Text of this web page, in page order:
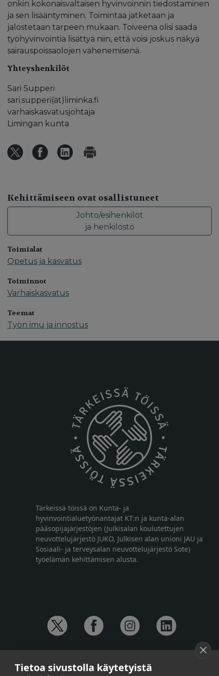
onkin kokonaisvaltaisen hyvinvoinnin tiedostaminen
ja sen lisääntyminen. Toimintaa jatketaan ja
jalostetaan tarpeen mukaan. Toiveena olisi saada
työhyvinvointia lisättyä niin, että voisi joskus näkyä
sairauspoissaolojen vähenemisenä.
Yhteyshenkilöt
Sari Supperi
sari.supperi(ät)liminka.fi
varhaiskasvatusjohtaja
Limingan kunta
Kehittämiseen ovat osallistuneet
Johto/esihenkilöt
ja henkilöstö
Toimialat
Opetus ja kasvatus
Toiminnot
Varhaiskasvatus
Teemat
Työn imu ja innostus
Tärkeissä töissä on Kunta- ja
hyvinvointialuetyönantajat KT:n ja kunta-alan
pääsopijajärjestöjen (Julkisalan koulutettujen
neuvottelujärjestö JUKO, Julkisen alan unioni JAU ja
Sosiaali- ja terveysalan neuvottelujärjestö Sote)
työelämän kehittämisen alusta.
Anna-Mari Jaanu, kehittämispäällikkö,
Tietoa sivustolla käytetyistä